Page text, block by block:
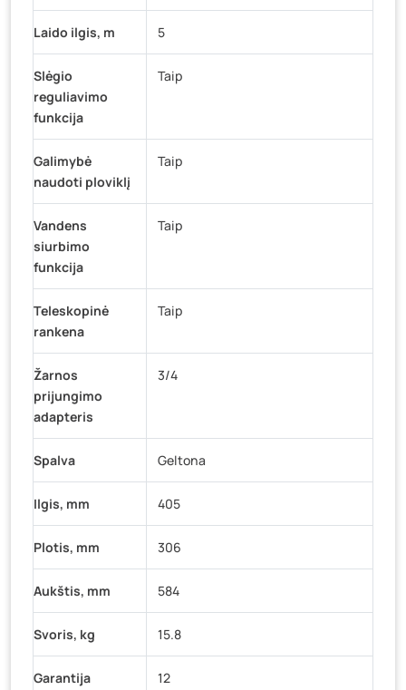
Laido ilgis, m 5
Slėgio
reguliavimo
funkcija
Taip
Galimybė
naudoti ploviklį
Taip
Vandens
siurbimo
funkcija
Taip
Teleskopinė
rankena
Taip
Žarnos
prijungimo
adapteris
3/4
Spalva Geltona
Ilgis, mm 405
Plotis, mm 306
Aukštis, mm 584
Svoris, kg 15.8
Garantija 12